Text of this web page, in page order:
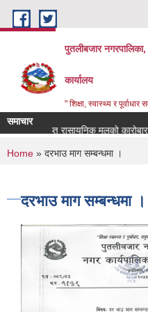
Skip to main content
पुतलीबजार नगरपालिका,
कार्यालय
" शिक्षा, स्वास्थ्य र
समाचार
अनुदानमा प्राप्त रासायनिक मलको
You are here
Home » दरभाउ माग सम्बन्धमा ।
दरभाउ माग सम्बन्धमा ।